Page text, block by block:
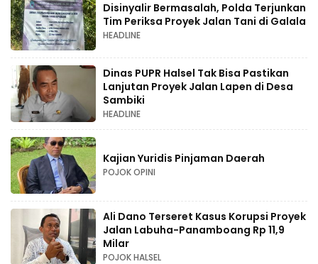
Disinyalir Bermasalah, Polda Terjunkan
Tim Periksa Proyek Jalan Tani di Galala
HEADLINE
Dinas PUPR Halsel Tak Bisa Pastikan
Lanjutan Proyek Jalan Lapen di Desa
Sambiki
HEADLINE
Kajian Yuridis Pinjaman Daerah
POJOK OPINI
Ali Dano Terseret Kasus Korupsi Proyek
Jalan Labuha-Panamboang Rp 11,9
Milar
POJOK HALSEL